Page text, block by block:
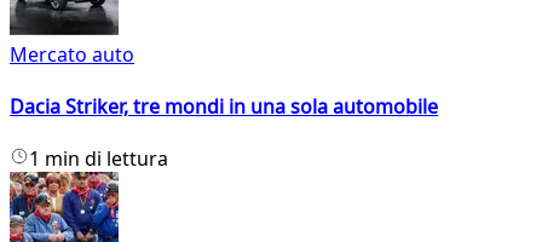
Mercato auto
Dacia Striker, tre mondi in una sola automobile
1 min di lettura